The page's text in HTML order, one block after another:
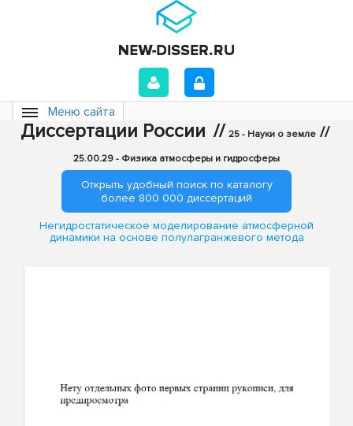
Меню сайта
Диссертации России // 25 - Науки о земле //
25.00.29 - Физика атмосферы и гидросферы
Открыть удобный поиск по каталогу
более 800 000 диссертаций
Негидростатическое моделирование атмосферной
динамики на основе полулагранжевого метода